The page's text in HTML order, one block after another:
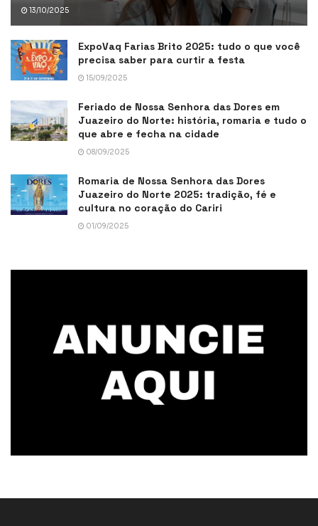
13/10/2025
ExpoVaq Farias Brito 2025: tudo o que você
precisa saber para curtir a festa
15/09/2025
Feriado de Nossa Senhora das Dores em
Juazeiro do Norte: história, romaria e tudo o
que abre e fecha na cidade
08/09/2025
Romaria de Nossa Senhora das Dores
Juazeiro do Norte 2025: tradição, fé e
cultura no coração do Cariri
01/09/2025